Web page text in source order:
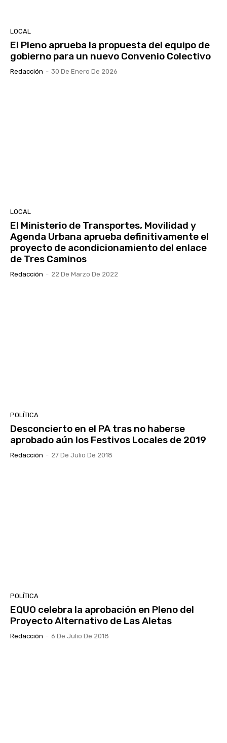
LOCAL
El Pleno aprueba la propuesta del equipo de
gobierno para un nuevo Convenio Colectivo
Redacción - 30 De Enero De 2026
LOCAL
El Ministerio de Transportes, Movilidad y
Agenda Urbana aprueba definitivamente el
proyecto de acondicionamiento del enlace
de Tres Caminos
Redacción - 22 De Marzo De 2022
POLÍTICA
Desconcierto en el PA tras no haberse
aprobado aún los Festivos Locales de 2019
Redacción - 27 De Julio De 2018
POLÍTICA
EQUO celebra la aprobación en Pleno del
Proyecto Alternativo de Las Aletas
Redacción - 6 De Julio De 2018